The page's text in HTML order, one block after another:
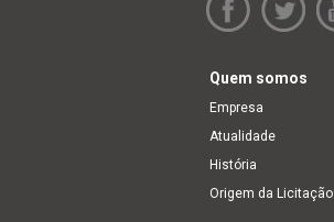
Quem somos
Empresa
Atualidade
História
Origem da Licitação